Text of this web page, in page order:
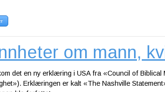
om mann,
det en ny erklæring i USA fra «Council of
Erklæringen er kalt «The Nashville